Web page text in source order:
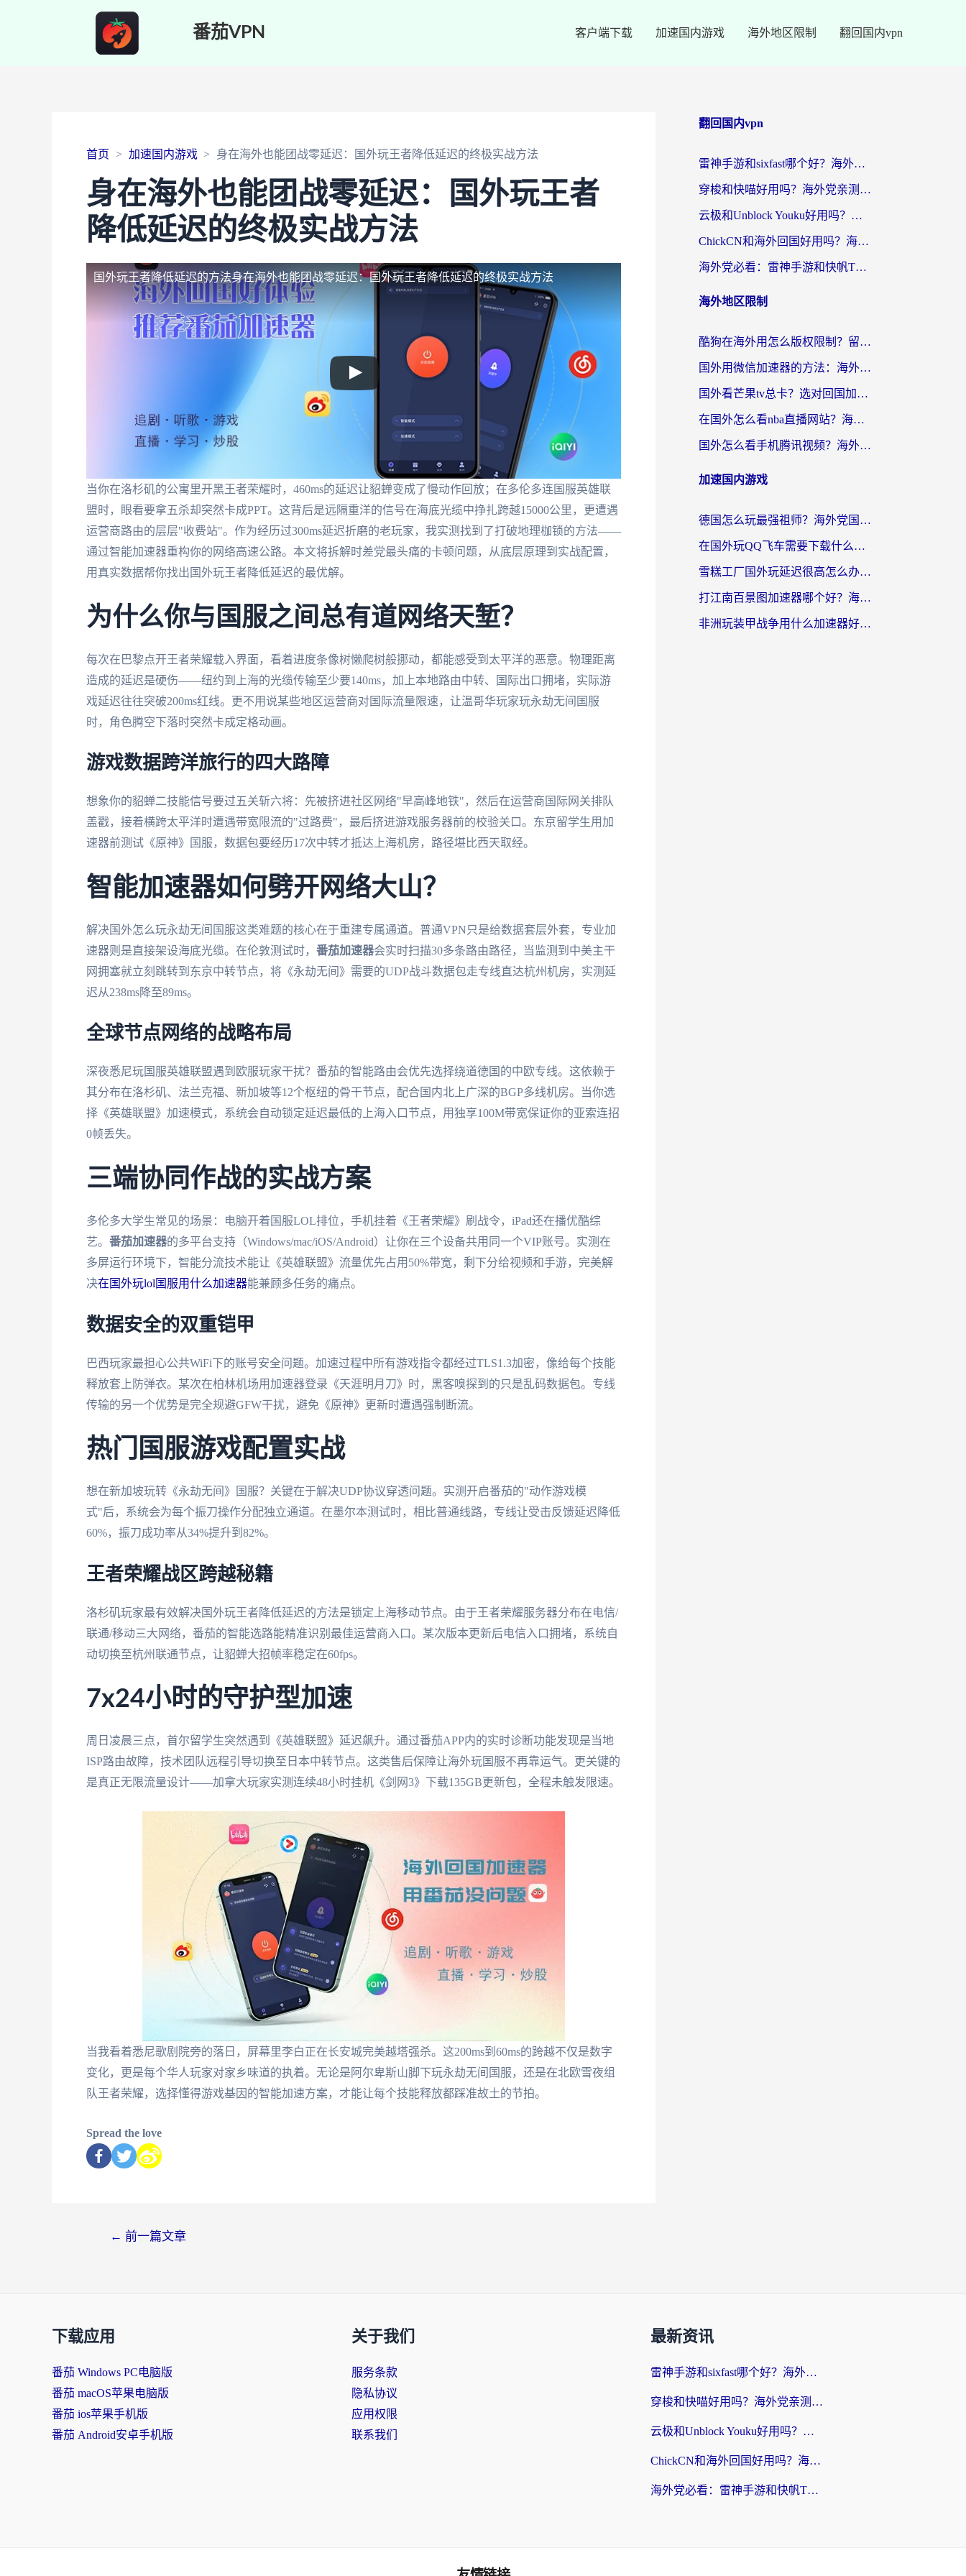
番茄VPN 客户端下载 加速国内游戏 海外地区限制 翻回国内vpn
首页 加速国内游戏 身在海外也能团战零延迟：国外玩王者降低延迟的终极实战方法
身在海外也能团战零延迟：国外玩王者
降低延迟的终极实战方法
国外玩王者降低延迟的方法身在海外也能团战零延迟：国外玩王者降低延迟的终极实战方法
当你在洛杉矶的公寓里开黑王者荣耀时，460ms的延迟让貂蝉变成了慢动作回放；在多伦多连国服英雄联
盟时，眼看要拿五杀却突然卡成PPT。这背后是远隔重洋的信号在海底光缆中挣扎跨越15000公里，更遭遇
运营商路由的层层"收费站"。作为经历过300ms延迟折磨的老玩家，我实测找到了打破地理枷锁的方法——
通过智能加速器重构你的网络高速公路。本文将拆解时差党最头痛的卡顿问题，从底层原理到实战配置，
用真实数据帮你找出国外玩王者降低延迟的最优解。
为什么你与国服之间总有道网络天堑？
每次在巴黎点开王者荣耀载入界面，看着进度条像树懒爬树般挪动，都能感受到太平洋的恶意。物理距离
造成的延迟是硬伤——纽约到上海的光缆传输至少要140ms，加上本地路由中转、国际出口拥堵，实际游
戏延迟往往突破200ms红线。更不用说某些地区运营商对国际流量限速，让温哥华玩家玩永劫无间国服
时，角色腾空下落时突然卡成定格动画。
游戏数据跨洋旅行的四大路障
想象你的貂蝉二技能信号要过五关斩六将：先被挤进社区网络"早高峰地铁"，然后在运营商国际网关排队
盖戳，接着横跨太平洋时遭遇带宽限流的"过路费"，最后挤进游戏服务器前的校验关口。东京留学生用加
速器前测试《原神》国服，数据包要经历17次中转才抵达上海机房，路径堪比西天取经。
智能加速器如何劈开网络大山？
解决国外怎么玩永劫无间国服这类难题的核心在于重建专属通道。普通VPN只是给数据套层外套，专业加
速器则是直接架设海底光缆。在伦敦测试时， 番茄加速器会实时扫描30多条路由路径，当监测到中美主干
网拥塞就立刻跳转到东京中转节点，将《永劫无间》需要的UDP战斗数据包走专线直达杭州机房，实测延
迟从238ms降至89ms。
全球节点网络的战略布局
深夜悉尼玩国服英雄联盟遇到欧服玩家干扰？番茄的智能路由会优先选择绕道德国的中欧专线。这依赖于
其分布在洛杉矶、法兰克福、新加坡等12个枢纽的骨干节点，配合国内北上广深的BGP多线机房。当你选
择《英雄联盟》加速模式，系统会自动锁定延迟最低的上海入口节点，用独享100M带宽保证你的亚索连招
0帧丢失。
三端协同作战的实战方案
多伦多大学生常见的场景：电脑开着国服LOL排位，手机挂着《王者荣耀》刷战令，iPad还在播优酷综
艺。 番茄加速器的多平台支持（Windows/mac/iOS/Android）让你在三个设备共用同一个VIP账号。实测在
多屏运行环境下，智能分流技术能让《英雄联盟》流量优先占用50%带宽，剩下分给视频和手游，完美解
决在国外玩lol国服用什么加速器能兼顾多任务的痛点。
数据安全的双重铠甲
巴西玩家最担心公共WiFi下的账号安全问题。加速过程中所有游戏指令都经过TLS1.3加密，像给每个技能
释放套上防弹衣。某次在柏林机场用加速器登录《天涯明月刀》时，黑客嗅探到的只是乱码数据包。专线
传输的另一个优势是完全规避GFW干扰，避免《原神》更新时遭遇强制断流。
热门国服游戏配置实战
想在新加坡玩转《永劫无间》国服？关键在于解决UDP协议穿透问题。实测开启番茄的"动作游戏模
式"后，系统会为每个振刀操作分配独立通道。在墨尔本测试时，相比普通线路，专线让受击反馈延迟降低
60%，振刀成功率从34%提升到82%。
王者荣耀战区跨越秘籍
洛杉矶玩家最有效解决国外玩王者降低延迟的方法是锁定上海移动节点。由于王者荣耀服务器分布在电信/
联通/移动三大网络，番茄的智能选路能精准识别最佳运营商入口。某次版本更新后电信入口拥堵，系统自
动切换至杭州联通节点，让貂蝉大招帧率稳定在60fps。
7x24小时的守护型加速
周日凌晨三点，首尔留学生突然遇到《英雄联盟》延迟飙升。通过番茄APP内的实时诊断功能发现是当地
ISP路由故障，技术团队远程引导切换至日本中转节点。这类售后保障让海外玩国服不再靠运气。更关键的
是真正无限流量设计——加拿大玩家实测连续48小时挂机《剑网3》下载135GB更新包，全程未触发限速。
当我看着悉尼歌剧院旁的落日，屏幕里李白正在长安城完美越塔强杀。这200ms到60ms的跨越不仅是数字
变化，更是每个华人玩家对家乡味道的执着。无论是阿尔卑斯山脚下玩永劫无间国服，还是在北欧雪夜组
队王者荣耀，选择懂得游戏基因的智能加速方案，才能让每个技能释放都踩准故土的节拍。
Spread the love
← 前一篇文章
翻回国内vpn
雷神手游和sixfast哪个好？海外党亲测3款回国加速器，教你选对不踩坑
穿梭和快喵好用吗？海外党亲测：小众加速器对比+番茄加速器深度体验
云极和Unblock Youku好用吗？海外党亲测+2026回国加速器避坑指南
ChickCN和海外回国好用吗？海外党2026亲测：从手游到影音，选对加速器的3个关键
海外党必看：雷神手游和快帆TV版好用吗？3步选对回国加速器不踩坑
海外地区限制
酷狗在海外用怎么版权限制？留学生亲测：3步解决听国内音乐难题
国外用微信加速器的方法：海外党无缝连接国内生活的实用指南
国外看芒果tv总卡？选对回国加速器，轻松追《浪姐》不费劲
在国外怎么看nba直播网站？海外党专属体育观赛指南，告别地区限制！
国外怎么看手机腾讯视频？海外党亲测有效的追剧加速器选择指南
加速国内游戏
德国怎么玩最强祖师？海外党国服游戏加速器选择全攻略（附宝可梦Online实测）
在国外玩QQ飞车需要下载什么加速器呢？海外党亲测有效的国服游戏加速指南
雪糕工厂国外玩延迟很高怎么办？海外玩家国服游戏加速终极攻略（附实测推荐）
打江南百景图加速器哪个好？海外党踩坑N次后，终于找到不卡的秘诀
非洲玩装甲战争用什么加速器好？海外党亲测有效的国服游戏加速方案
下载应用
番茄 Windows PC电脑版
番茄 macOS苹果电脑版
番茄 ios苹果手机版
番茄 Android安卓手机版
关于我们
服务条款
隐私协议
应用权限
联系我们
最新资讯
雷神手游和sixfast哪个好？海外党亲测3款回国加速器，教你选对不踩坑
穿梭和快喵好用吗？海外党亲测：小众加速器对比+番茄加速器深度体验
云极和Unblock Youku好用吗？海外党亲测+2026回国加速器避坑指南
ChickCN和海外回国好用吗？海外党2026亲测：从手游到影音，选对加速器的3个关键
海外党必看：雷神手游和快帆TV版好用吗？3步选对回国加速器不踩坑